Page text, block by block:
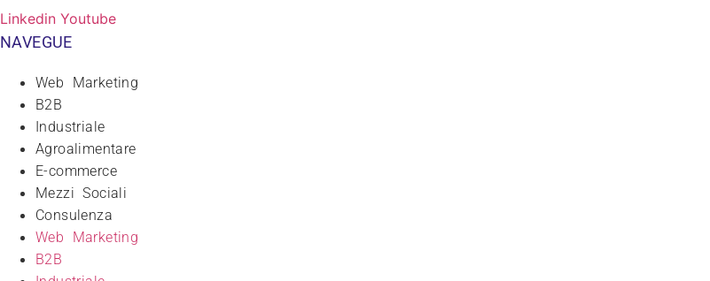
Linkedin Youtube
NAVEGUE
Web Marketing
B2B
Industriale
Agroalimentare
E-commerce
Mezzi Sociali
Consulenza
Web Marketing
B2B